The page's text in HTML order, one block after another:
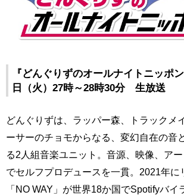
『どんぐりずのオールナイトニッポ
日（火）27時～28時30分 生放送
どんぐりずは、ラッパー森、トラックメ
ーサーのチョモからなる、変幻自在の音
る2人組音楽ユニット。音源、映像、ア
でセルフプロデュースを一貫。2021年に
「NO WAY」が世界18か国でSpotifyバイ